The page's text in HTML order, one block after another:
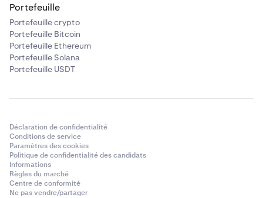
Portefeuille
Portefeuille crypto
Portefeuille Bitcoin
Portefeuille Ethereum
Portefeuille Solana
Portefeuille USDT
Déclaration de confidentialité
Conditions de service
Paramètres des cookies
Politique de confidentialité des candidats
Informations
Règles du marché
Centre de conformité
Ne pas vendre/partager